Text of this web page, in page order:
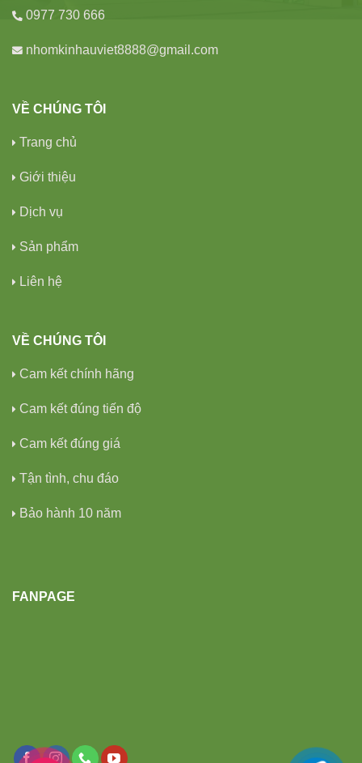
0977 730 666
nhomkinhauviet8888@gmail.com
VỀ CHÚNG TÔI
Trang chủ
Giới thiệu
Dịch vụ
Sản phẩm
Liên hệ
VỀ CHÚNG TÔI
Cam kết chính hãng
Cam kết đúng tiến độ
Cam kết đúng giá
Tận tình, chu đáo
Bảo hành 10 năm
FANPAGE